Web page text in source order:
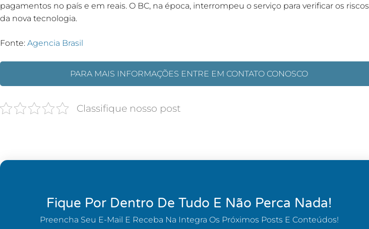
pagamentos no país e em reais. O BC, na época, interrompeu o serviço para verificar os riscos
da nova tecnologia.
Fonte: Agencia Brasil
PARA MAIS INFORMAÇÕES ENTRE EM CONTATO CONOSCO
Classifique nosso post
Fique Por Dentro De Tudo E Não Perca Nada!
Preencha Seu E-Mail E Receba Na Integra Os Próximos Posts E Conteúdos!